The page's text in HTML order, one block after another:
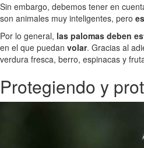
Sin embargo, debemos tener en
son animales muy inteligentes, pero
Por lo general, las palomas deben
en el que puedan volar. Gracias al
verdura fresca, berro, espinacas y
Protegiendo y